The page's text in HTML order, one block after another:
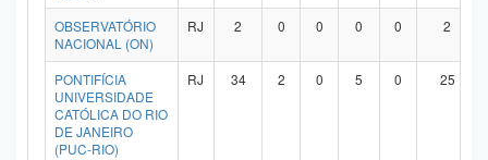
OBSERVATÓRIO
NACIONAL (ON)
RJ 2 0 0 0 0 2
PONTIFÍCIA
UNIVERSIDADE
CATÓLICA DO RIO
DE JANEIRO
(PUC-RIO)
RJ 34 2 0 5 0 25